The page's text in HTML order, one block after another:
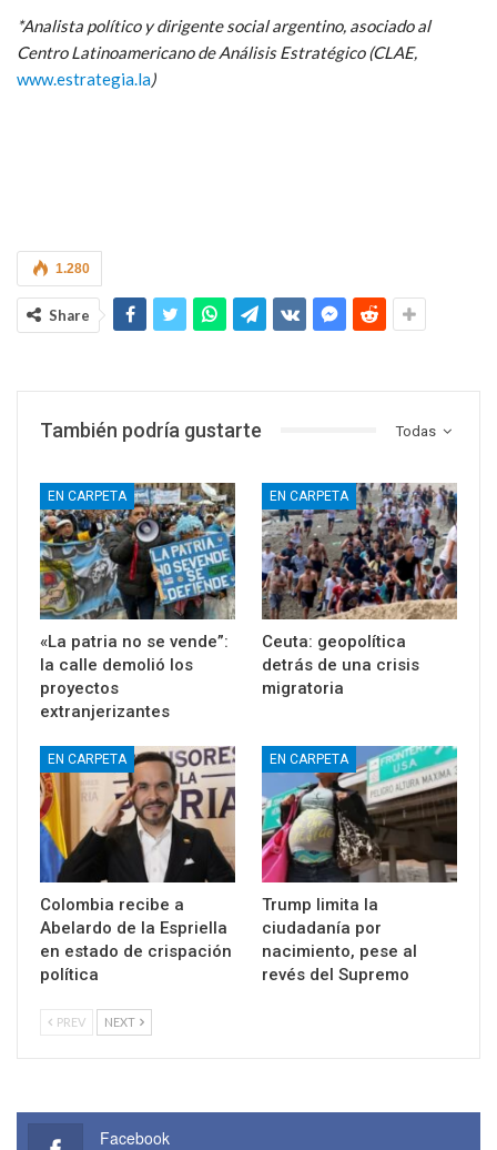
*Analista político y dirigente social argentino, asociado al
Centro Latinoamericano de Análisis Estratégico (CLAE,
www.estrategia.la)
1.280
Share
Todas
También podría gustarte
EN CARPETA
«La patria no se vende”:
la calle demolió los
proyectos
extranjerizantes
EN CARPETA
Ceuta: geopolítica
detrás de una crisis
migratoria
EN CARPETA
Colombia recibe a
Abelardo de la Espriella
en estado de crispación
política
EN CARPETA
Trump limita la
ciudadanía por
nacimiento, pese al
revés del Supremo
PREV NEXT
Facebook